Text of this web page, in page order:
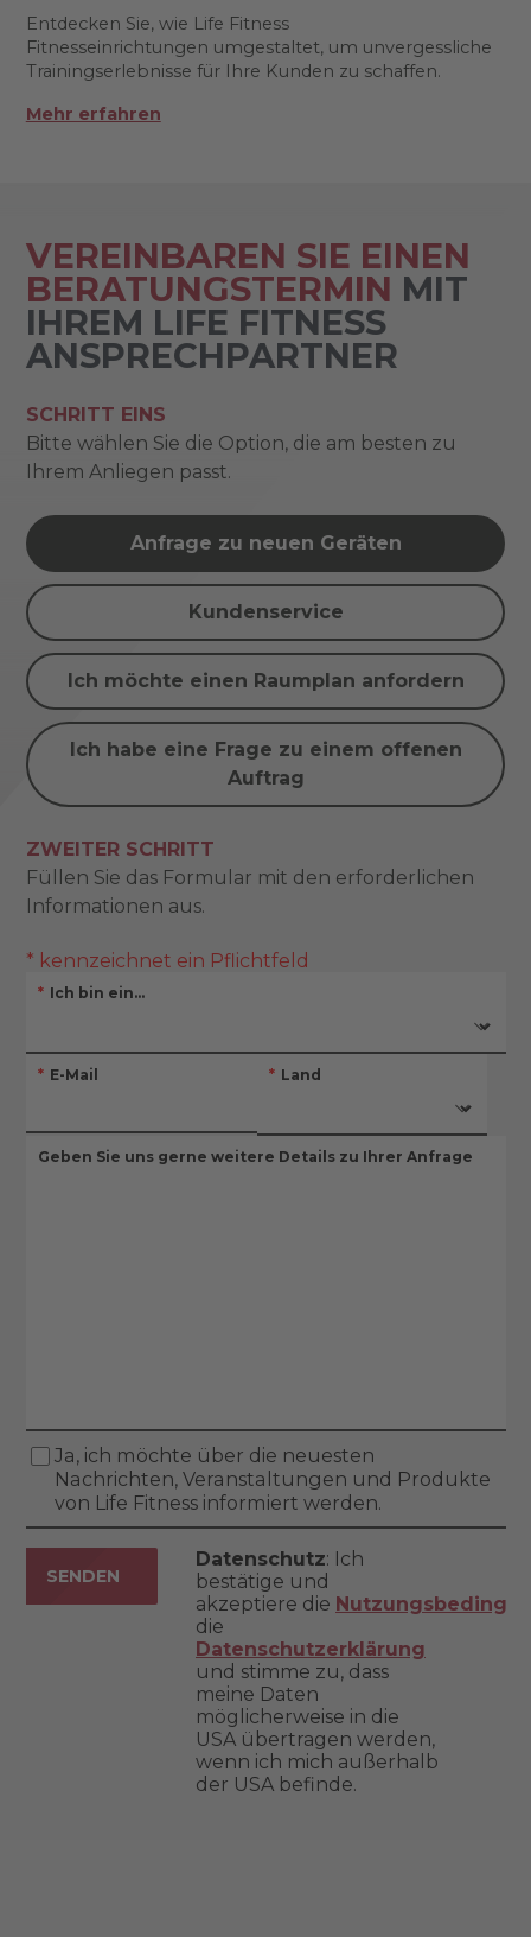
Entdecken Sie, wie Life Fitness
Fitnesseinrichtungen umgestaltet, um unvergessliche
Trainingserlebnisse für Ihre Kunden zu schaffen.
Mehr erfahren
VEREINBAREN SIE EINEN
BERATUNGSTERMIN MIT
IHREM LIFE FITNESS
ANSPRECHPARTNER
SCHRITT EINS
Bitte wählen Sie die Option, die am besten zu
Ihrem Anliegen passt.
Anfrage zu neuen Geräten
Kundenservice
Ich möchte einen Raumplan anfordern
Ich habe eine Frage zu einem offenen
Auftrag
ZWEITER SCHRITT
Füllen Sie das Formular mit den erforderlichen
Informationen aus.